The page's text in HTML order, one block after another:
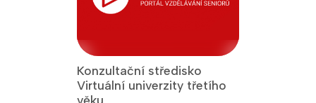
Konzultační středisko
Virtuální univerzity třetího